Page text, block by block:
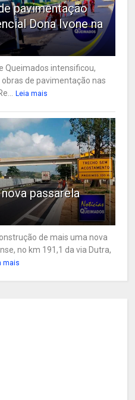
pavimentação
Dona Ivone na
Queimados intensificou,
de pavimentação nas
Leia mais
passarela
de mais uma nova
no km 191,1 da via Dutra,
mais